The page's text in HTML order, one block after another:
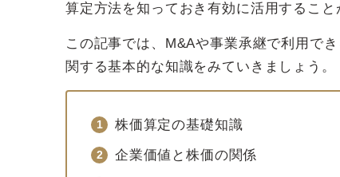
算定方法を知っておき有効に活用すること
この記事では、M&Aや事業承継で利用で
関する基本的な知識をみていきましょう。
株価算定の基礎知識
企業価値と株価の関係